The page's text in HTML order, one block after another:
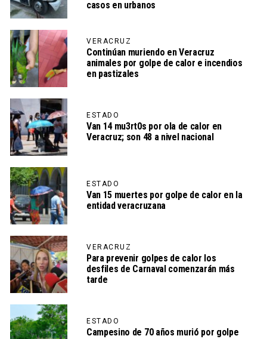
casos en urbanos
VERACRUZ
Continúan muriendo en Veracruz
animales por golpe de calor e incendios
en pastizales
ESTADO
Van 14 mu3rt0s por ola de calor en
Veracruz; son 48 a nivel nacional
ESTADO
Van 15 muertes por golpe de calor en la
entidad veracruzana
VERACRUZ
Para prevenir golpes de calor los
desfiles de Carnaval comenzarán más
tarde
ESTADO
Campesino de 70 años murió por golpe